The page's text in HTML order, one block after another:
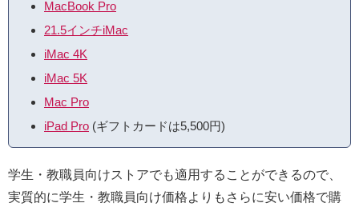
MacBook Pro
21.5インチiMac
iMac 4K
iMac 5K
Mac Pro
iPad Pro (ギフトカードは5,500円)
学生・教職員向けストアでも適用することができるので、
実質的に学生・教職員向け価格よりもさらに安い価格で購